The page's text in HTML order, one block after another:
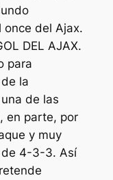
once del Ajax.
DEL AJAX.
para
la
de las
en parte, por
y muy
de 4-3-3. Así